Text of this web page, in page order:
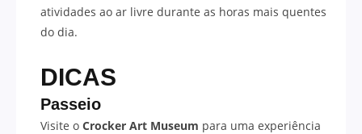
atividades ao ar livre durante as horas mais quentes
do dia.
DICAS
Passeio
Visite o Crocker Art Museum para uma experiência